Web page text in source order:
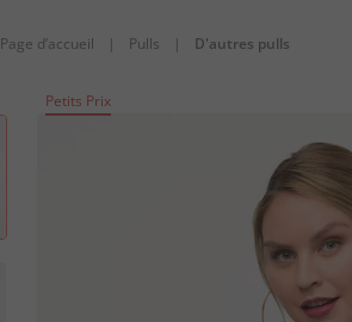
Page d’accueil | Pulls | D'autres pulls
Petits Prix